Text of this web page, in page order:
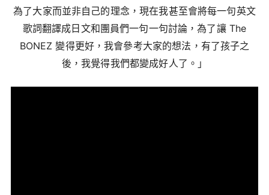
為了大家而並非自己的理念，現在我甚至會將每一句英文
歌詞翻譯成日文和團員們一句一句討論，為了讓 The
BONEZ 變得更好，我會參考大家的想法，有了孩子之
後，我覺得我們都變成好人了。」